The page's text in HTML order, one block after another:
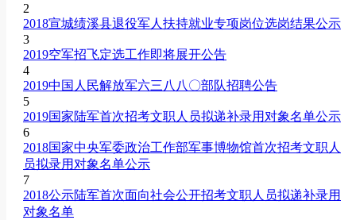
2
2018宣城绩溪县退役军人扶持就业专项岗位选岗结果公示
3
2019空军招飞定选工作即将展开公告
4
2019中国人民解放军六三八八〇部队招聘公告
5
2019国家陆军首次招考文职人员拟递补录用对象名单公示
6
2018国家中央军委政治工作部军事博物馆首次招考文职人
员拟录用对象名单公示
7
2018公示陆军首次面向社会公开招考文职人员拟递补录用
对象名单